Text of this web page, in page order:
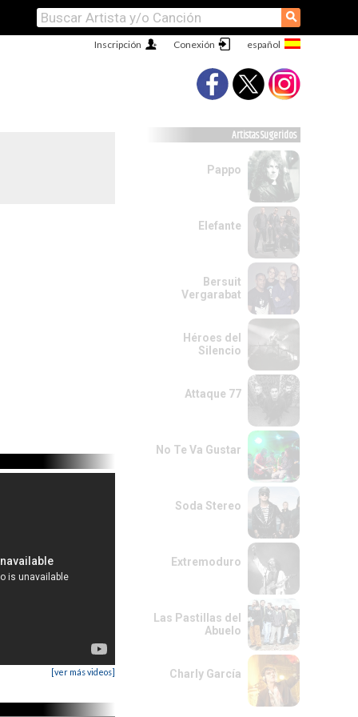
⚲
Conexión
Inscripción
[ver más videos]
Artistas Sugeridos
Pappo
Elefante
Bersuit
Vergarabat
Héroes del
Silencio
Attaque 77
No Te Va Gustar
Soda Stereo
Extremoduro
Las Pastillas del
Abuelo
Charly García